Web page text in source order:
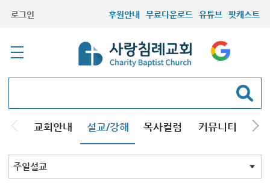
로그인 후원안내 무료다운로드 유튜브 팟캐스트
교회안내 설교/강해 목사컬럼 커뮤니티 기
주일설교